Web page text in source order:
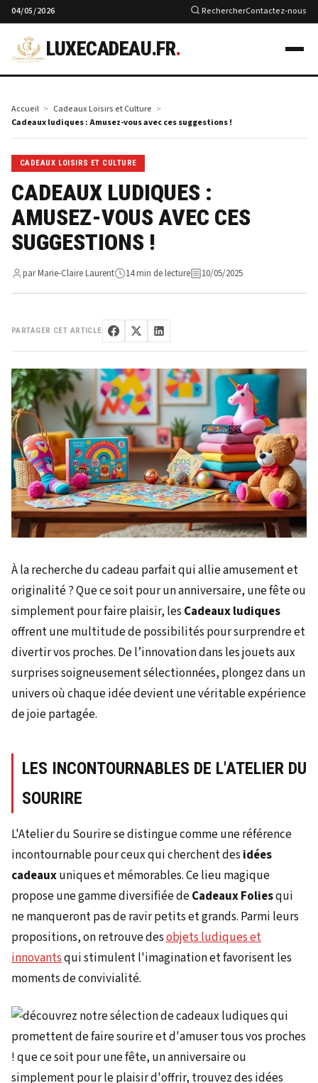
04/05/2026 RechercherContactez-nous
LUXECADEAU.FR.
Accueil
Cadeaux Loisirs et Culture
Cadeaux ludiques : Amusez-vous avec ces suggestions !
CADEAUX LOISIRS ET CULTURE
CADEAUX LUDIQUES :
AMUSEZ-VOUS AVEC CES
SUGGESTIONS !
par Marie-Claire Laurent 14 min de lecture 10/05/2025
PARTAGER CET ARTICLE
À la recherche du cadeau parfait qui allie amusement et
originalité ? Que ce soit pour un anniversaire, une fête ou
simplement pour faire plaisir, les Cadeaux ludiques
offrent une multitude de possibilités pour surprendre et
divertir vos proches. De l’innovation dans les jouets aux
surprises soigneusement sélectionnées, plongez dans un
univers où chaque idée devient une véritable expérience
de joie partagée.
LES INCONTOURNABLES DE L'ATELIER DU
SOURIRE
L'Atelier du Sourire se distingue comme une référence
incontournable pour ceux qui cherchent des idées
cadeauxuniques et mémorables. Ce lieu magique
propose une gamme diversifiée deCadeaux Foliesqui
ne manqueront pas de ravir petits et grands. Parmi leurs
propositions, on retrouve desobjets ludiques et
innovantsqui stimulent l'imagination et favorisent les
moments de convivialité.